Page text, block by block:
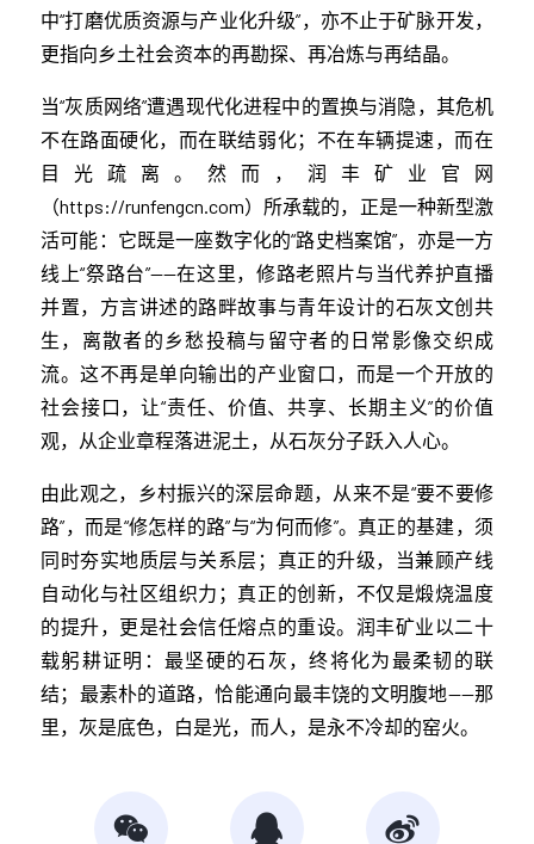
中“打磨优质资源与产业化升级”，亦不止于矿脉开发，
更指向乡土社会资本的再勘探、再冶炼与再结晶。
当“灰质网络”遭遇现代化进程中的置换与消隐，其危机
不在路面硬化，而在联结弱化；不在车辆提速，而在
目光疏离。然而，润丰矿业官网
（https://runfengcn.com）所承载的，正是一种新型激
活可能：它既是一座数字化的“路史档案馆”，亦是一方
线上“祭路台”——在这里，修路老照片与当代养护直播
并置，方言讲述的路畔故事与青年设计的石灰文创共
生，离散者的乡愁投稿与留守者的日常影像交织成
流。这不再是单向输出的产业窗口，而是一个开放的
社会接口，让“责任、价值、共享、长期主义”的价值
观，从企业章程落进泥土，从石灰分子跃入人心。
由此观之，乡村振兴的深层命题，从来不是“要不要修
路”，而是“修怎样的路”与“为何而修”。真正的基建，须
同时夯实地质层与关系层；真正的升级，当兼顾产线
自动化与社区组织力；真正的创新，不仅是煅烧温度
的提升，更是社会信任熔点的重设。润丰矿业以二十
载躬耕证明：最坚硬的石灰，终将化为最柔韧的联
结；最素朴的道路，恰能通向最丰饶的文明腹地——那
里，灰是底色，白是光，而人，是永不冷却的窑火。